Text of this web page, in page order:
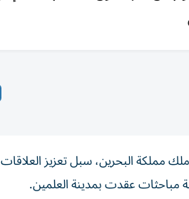
البحرين، سبل تعزيز العلاقات
مباحثات عقدت بمدينة العلمين.